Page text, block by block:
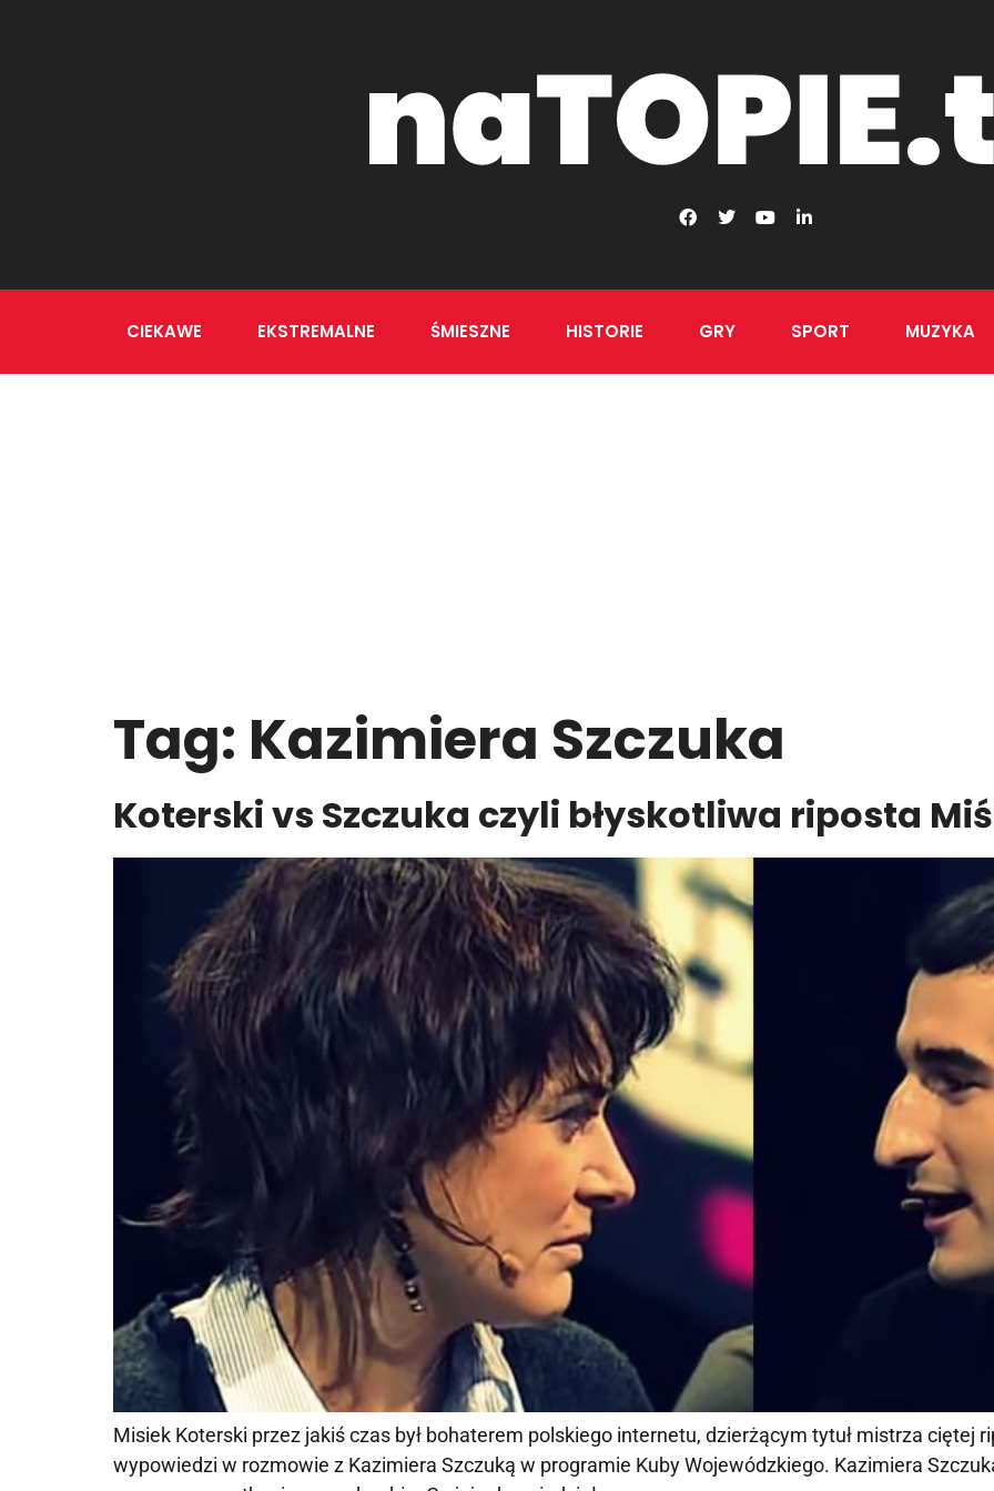
CIEKAWE EKSTREMALNE ŚMIESZNE HISTORIE GRY SPORT MUZYKA
Tag: Kazimiera Szczuka
Koterski vs Szczuka czyli błyskotliwa riposta
Misiek Koterski przez jakiś czas był bohaterem polskiego internetu, dzierżącym tytuł mistrza ciętej
wypowiedzi w rozmowie z Kazimiera Szczuką w programie Kuby Wojewódzkiego. Kazimiera